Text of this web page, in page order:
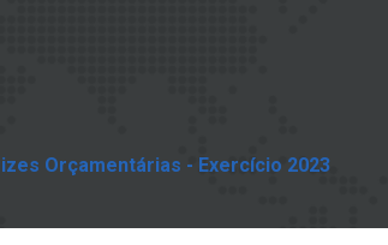
Orçamentárias - Exercício 2023